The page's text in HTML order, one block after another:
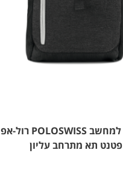
תיק גב למחשב POLOSWISS רול-אפ
פטנט תא מתרחב עליון